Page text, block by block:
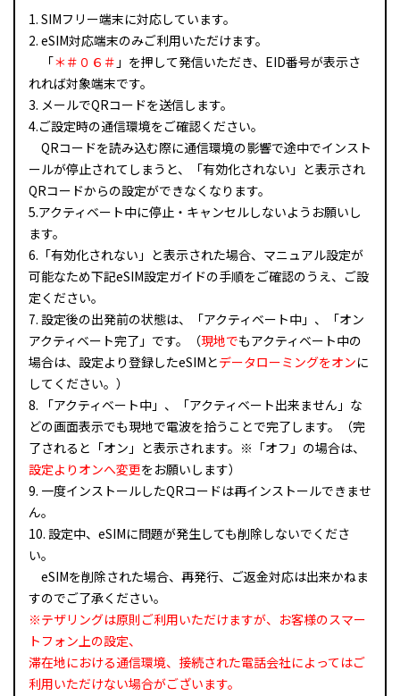
1. SIMフリー端末に対応しています。
2. eSIM対応端末のみご利用いただけます。
「＊＃０６＃ 」を押して発信いただき、EID番号が表示さ
れれば対象端末です。
3. メールでQRコードを送信します。
4.ご設定時の通信環境をご確認ください。
QRコードを読み込む際に通信環境の影響で途中でインスト
ールが停止されてしまうと、「有効化されない」と表示され
QRコードからの設定ができなくなります。
5.アクティベート中に停止・キャンセルしないようお願いし
ます。
6.「有効化されない」と表示された場合、マニュアル設定が
可能なため下記eSIM設定ガイドの手順をご確認のうえ、ご設
定ください。
7. 設定後の出発前の状態は、「アクティベート中」、「オン
アクティベート完了」です。（現地でもアクティベート中の
場合は、設定より登録したeSIMとデータローミングをオンに
してください。）
8. 「アクティベート中」、「アクティベート出来ません」な
どの画面表示でも現地で電波を拾うことで完了します。（完
了されると「オン」と表示されます。※「オフ」の場合は、
設定よりオンへ変更をお願いします）
9. 一度インストールしたQRコードは再インストールできませ
ん。
10. 設定中、eSIMに問題が発生しても削除しないでくださ
い。
eSIMを削除された場合、再発行、ご返金対応は出来かねま
すのでご了承ください。
※テザリングは原則ご利用いただけますが、お客様のスマー
トフォン上の設定、
滞在地における通信環境、接続された電話会社によってはご
利用いただけない場合がございます。